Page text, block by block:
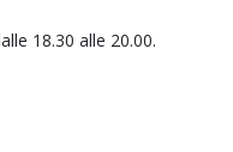
18.30 alle 20.00.